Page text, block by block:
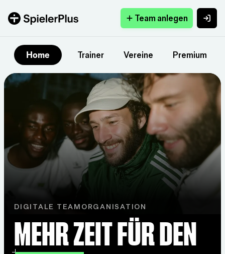
Team anlegen
Home Trainer Vereine Premium
DIGITALE TEAMORGANISATION
Mehr Zeit für den